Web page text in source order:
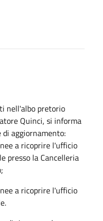
nell'albo pretorio
Quinci, si informa
aggiornamento:
a ricoprire l'ufficio
presso la Cancelleria
a ricoprire l'ufficio